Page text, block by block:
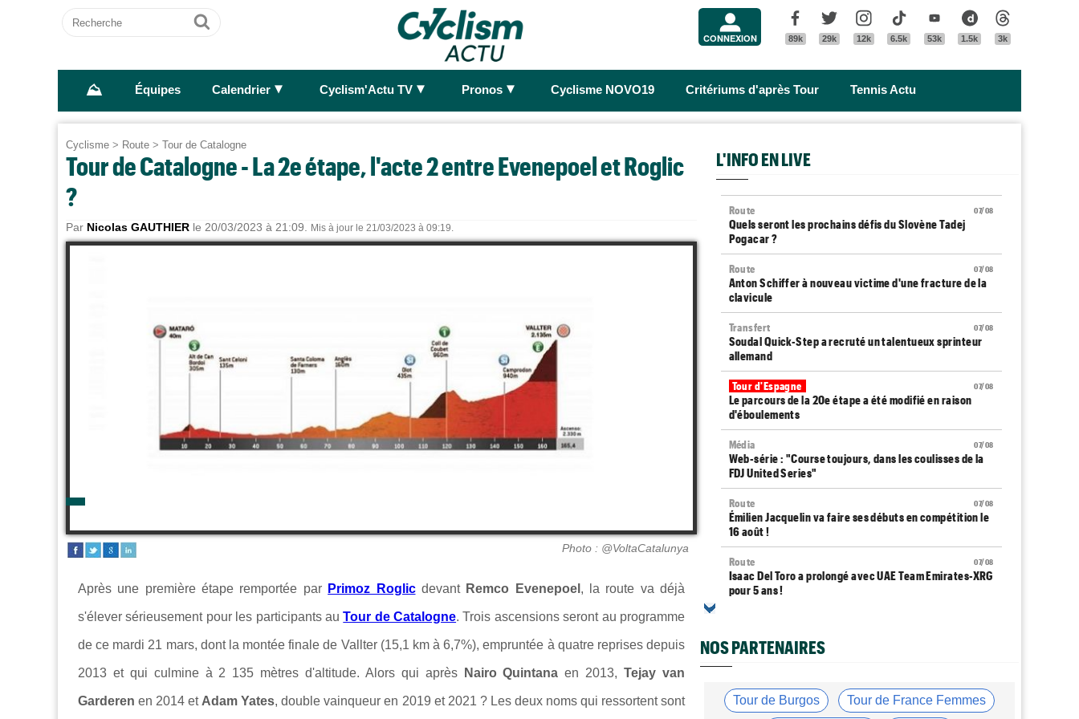
Recherche
Ok CONNEXION
Facebook
89k
Twitter
29k
Instagram
12k
Tik Tok
6.5k
Youtube
53k
Dailymotion
1.5k 3k
⛰ Équipes Calendrier ► Cyclism'Actu TV ► Pronos ► Cyclisme NOVO19 Critériums d'après Tour Tennis Actu
Cyclisme > Route > Tour de Catalogne
Tour de Catalogne - La 2e étape, l'acte 2 entre Evenepoel et Roglic
?
Par Nicolas GAUTHIER le 20/03/2023 à 21:09. Mis à jour le 21/03/2023 à 09:19.
Photo : @VoltaCatalunya
Après une première étape remportée par Primoz Roglicdevant Remco Evenepoel , la route va déjà
s'élever sérieusement pour les participants auTour de Catalogne. Trois ascensions seront au programme
de ce mardi 21 mars, dont la montée finale de Vallter (15,1 km à 6,7%), empruntée à quatre reprises depuis
2013 et qui culmine à 2 135 mètres d'altitude. Alors qui après Nairo Quintana en 2013,Tejay van
Garderen en 2014 et Adam Yates, double vainqueur en 2019 et 2021 ? Les deux noms qui ressortent sont
L'INFO EN LIVE
07/08
Route
Quels seront les prochains défis du Slovène Tadej
Pogacar ?
07/08
Route
Anton Schiffer à nouveau victime d'une fracture de la
clavicule
07/08
Transfert
Soudal Quick-Step a recruté un talentueux sprinteur
allemand
07/08
Tour d'Espagne
Le parcours de la 20e étape a été modifié en raison
d'éboulements
07/08
Média
Web-série : "Course toujours, dans les coulisses de la
FDJ United Series"
07/08
Route
Émilien Jacquelin va faire ses débuts en compétition le
16 août !
07/08
Route
Isaac Del Toro a prolongé avec UAE Team Emirates-XRG
pour 5 ans !
monnaie courante"
Le Mercato vélo est ouvert... toutes les dernières infos
et rumeurs
NOS PARTENAIRES
Tour de Burgos Tour de France Femmes